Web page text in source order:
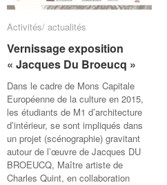
Activités/ actualités
Vernissage exposition
« Jacques Du Broeucq »
Dans le cadre de Mons Capitale
Européenne de la culture en 2015,
les étudiants de M1 d’architecture
d’intérieur, se sont impliqués dans
un projet (scénographie) gravitant
autour de l’œuvre de Jacques DU
BROEUCQ, Maître artiste de
Charles Quint, en collaboration
Activités/ actualités
Vernissage exposition
« Jacques Du Broeucq »